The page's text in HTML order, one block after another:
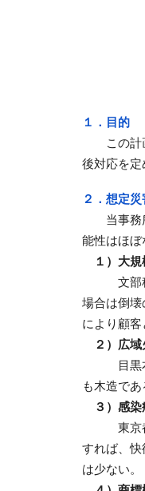
１．目的
この
後対応を定
２．想定災
当事務
能性はほぼ
１）大
文部
場合は倒
により顧客
２）広域
目
も木造で
３）感
東京
すれば、
は少ない。